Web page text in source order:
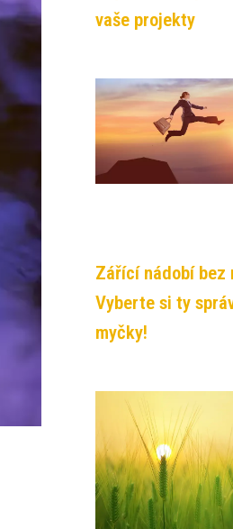
vaše projekty
Zářící nádobí bez
Vyberte si ty
myčky!